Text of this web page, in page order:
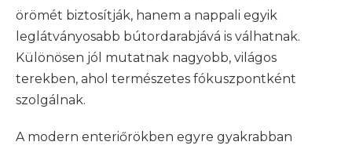
örömét biztosítják, hanem a nappali egyik
leglátványosabb bútordarabjává is válhatnak.
Különösen jól mutatnak nagyobb, világos
terekben, ahol természetes fókuszpontként
szolgálnak.
A modern enteriőrökben egyre gyakrabban